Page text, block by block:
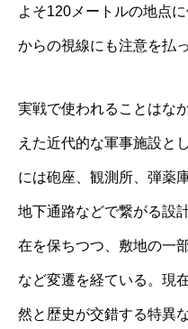
よそ120メートルの地点
からの視線にも注意を払
実戦で使われることはな
えた近代的な軍事施設と
には砲座、観測所、弾薬
地下通路などで繋がる設
在を保ちつつ、敷地の一
など変遷を経ている。現
然と歴史が交錯する特異